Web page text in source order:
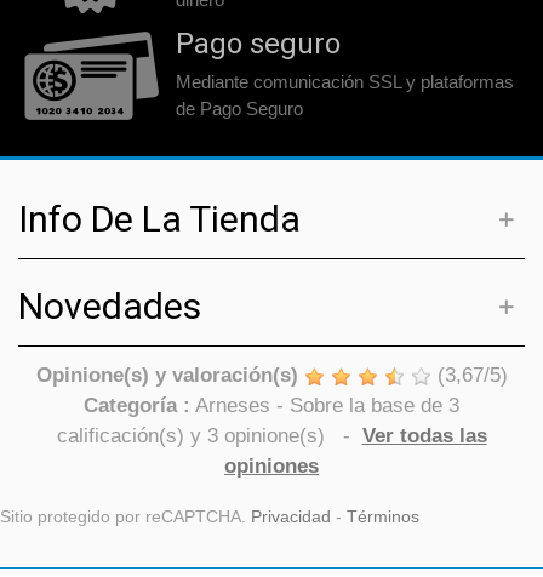
Pago seguro
Mediante comunicación SSL y plataformas
de Pago Seguro
Info De La Tienda
Novedades
Opinione(s) y valoración(s) (3,67/5)
Categoría : Arneses - Sobre la base de 3
calificación(s) y 3opinione(s) - Ver todas las
opiniones
Sitio protegido por reCAPTCHA. Privacidad - Términos